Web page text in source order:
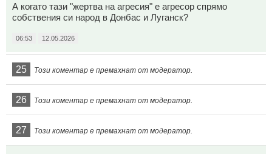
А когато тази "жертва на агресия" е агресор спрямо
собствения си народ в Донбас и Луганск?
06:53 12.05.2026
25 Този коментар е премахнат от модератор.
26 Този коментар е премахнат от модератор.
27 Този коментар е премахнат от модератор.